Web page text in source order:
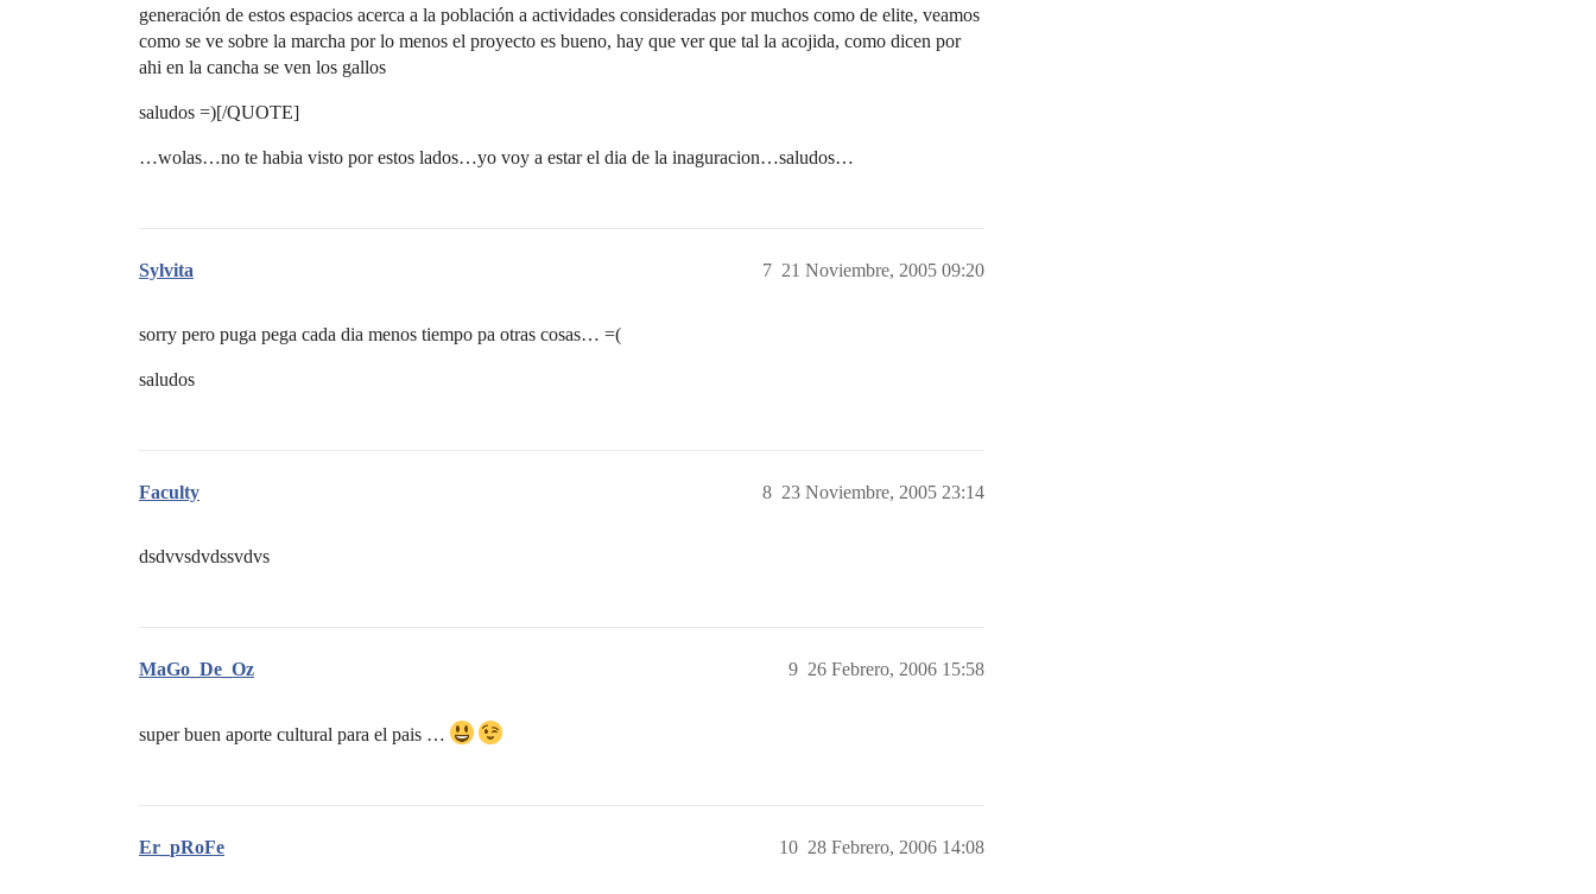
generación de estos espacios acerca a la población a actividades consideradas por muchos como de elite, veamos
como se ve sobre la marcha por lo menos el proyecto es bueno, hay que ver que tal la acojida, como dicen por
ahi en la cancha se ven los gallos
saludos =)[/QUOTE]
…wolas…no te habia visto por estos lados…yo voy a estar el dia de la inaguracion…saludos…
Sylvita 21 Noviembre, 2005 09:20
7
sorry pero puga pega cada dia menos tiempo pa otras cosas… =(
saludos
Faculty 23 Noviembre, 2005 23:14
8
dsdvvsdvdssvdvs
MaGo_De_Oz 26 Febrero, 2006 15:58
9
super buen aporte cultural para el pais …
Er_pRoFe 28 Febrero, 2006 14:08
10